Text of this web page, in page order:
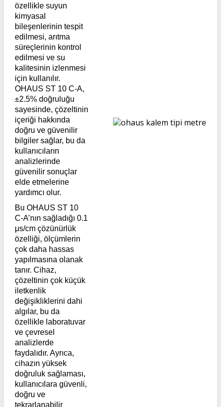
özellikle suyun
kimyasal
bileşenlerinin tespit
edilmesi, arıtma
süreçlerinin kontrol
edilmesi ve su
kalitesinin izlenmesi
için kullanılır.
OHAUS ST 10 C-A,
±2.5% doğruluğu
sayesinde, çözeltinin
içeriği hakkında
doğru ve güvenilir
bilgiler sağlar, bu da
kullanıcıların
analizlerinde
güvenilir sonuçlar
elde etmelerine
yardımcı olur.
Bu OHAUS ST 10
C-A’nın sağladığı 0.1
μs/cm çözünürlük
özelliği, ölçümlerin
çok daha hassas
yapılmasına olanak
tanır. Cihaz,
çözeltinin çok küçük
iletkenlik
değişikliklerini dahi
algılar, bu da
özellikle laboratuvar
ve çevresel
analizlerde
faydalıdır. Ayrıca,
cihazın yüksek
doğruluk sağlaması,
kullanıcılara güvenli,
doğru ve
tekrarlanabilir